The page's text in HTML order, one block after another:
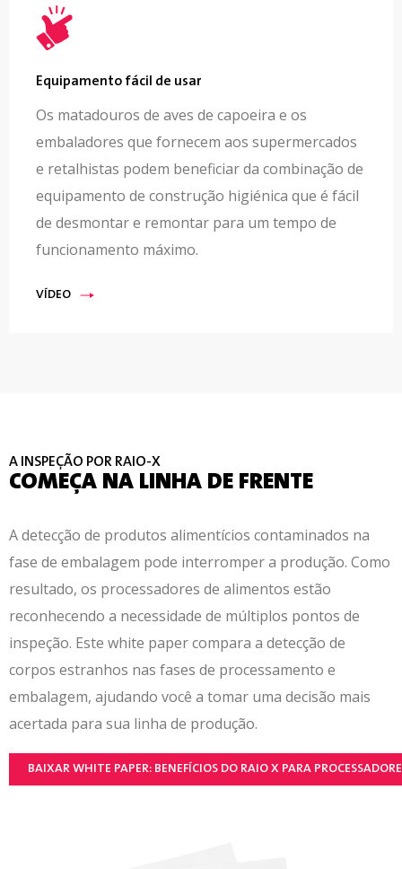
Equipamento fácil de usar
Os matadouros de aves de capoeira e os
embaladores que fornecem aos supermercados
e retalhistas podem beneficiar da combinação de
equipamento de construção higiénica que é fácil
de desmontar e remontar para um tempo de
funcionamento máximo.
VÍDEO
A INSPEÇÃO POR RAIO-X
COMEÇA NA LINHA DE FRENTE
A detecção de produtos alimentícios contaminados na
fase de embalagem pode interromper a produção. Como
resultado, os processadores de alimentos estão
reconhecendo a necessidade de múltiplos pontos de
inspeção. Este white paper compara a detecção de
corpos estranhos nas fases de processamento e
embalagem, ajudando você a tomar uma decisão mais
acertada para sua linha de produção.
BAIXAR WHITE PAPER: BENEFÍCIOS DO RAIO X PARA